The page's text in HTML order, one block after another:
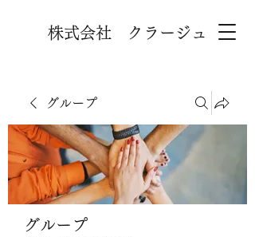
株式会社 クラージュ
グループ
グループ